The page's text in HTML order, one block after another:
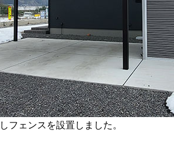
フェンスを設置しました。